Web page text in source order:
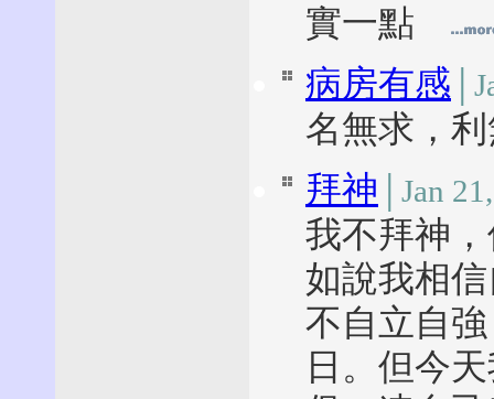
實一點
病房有感
名無求，
拜神 │Jan
我不拜神
如說我相
不自立自
日。但今